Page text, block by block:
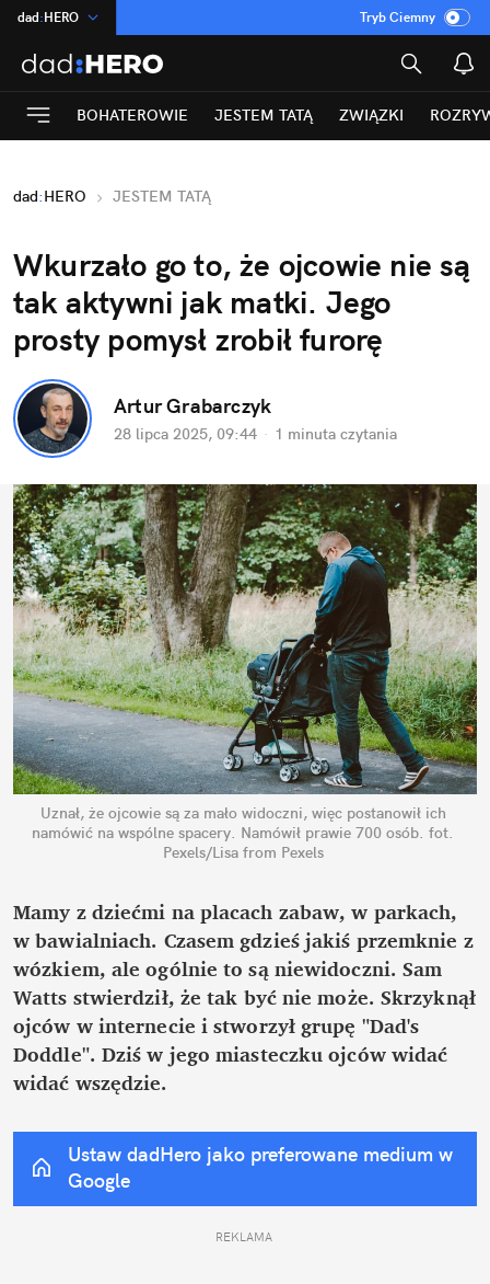
dad:HERO
:Temat
INN:Poland
ASZ:dziennik
Rozrywka
Tryb Ciemny
BOHATEROWIE JESTEM TATĄ ZWIĄZKI
dad:HERO JESTEM TATĄ
Wkurzało go to, że ojcowie nie są
tak aktywni jak matki. Jego
prosty pomysł zrobił furorę
Artur Grabarczyk
28 lipca 2025, 09:44 · 1 minuta czytania
Uznał, że ojcowie są za mało widoczni, więc postanowił ich
namówić na wspólne spacery. Namówił prawie 700 osób. fot.
Pexels/Lisa from Pexels
Mamy z dziećmi na placach zabaw, w parkach,
w bawialniach. Czasem gdzieś jakiś przemknie z
wózkiem, ale ogólnie to są niewidoczni. Sam
Watts stwierdził, że tak być nie może. Skrzyknął
ojców w internecie i stworzył grupę "Dad's
Doddle". Dziś w jego miasteczku ojców widać
widać wszędzie.
Ustaw dadHero jako preferowane medium w
Google
REKLAMA